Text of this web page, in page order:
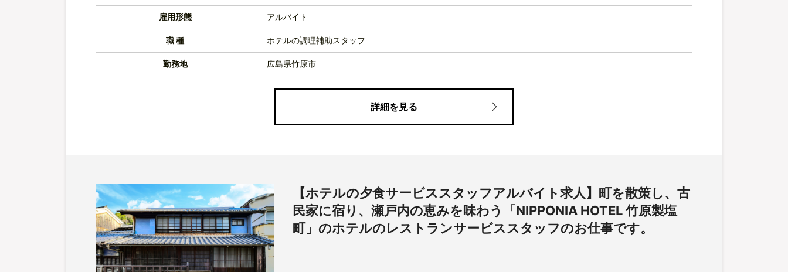
雇用形態 アルバイト
職 種 ホテルの調理補助スタッフ
勤務地 広島県竹原市
詳細を見る
【ホテルの夕食サービススタッフアルバイト求人】町を散策し、古
民家に宿り、瀬戸内の恵みを味わう「NIPPONIA HOTEL 竹原製塩
町」のホテルのレストランサービススタッフのお仕事です。